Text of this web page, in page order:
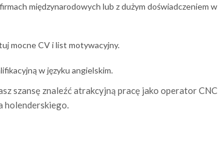
międzynarodowych lub z dużym doświadczeniem w
mocne CV i list motywacyjny.
w języku angielskim.
szansę znaleźć atrakcyjną pracę jako operator CNC
holenderskiego.